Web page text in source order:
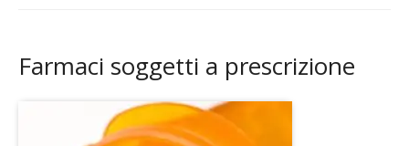
Farmaci soggetti a prescrizione